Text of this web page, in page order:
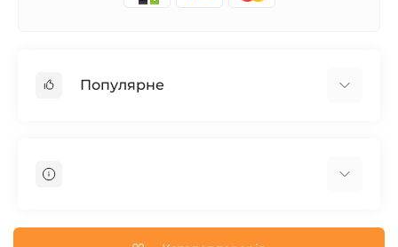
Популярне
Запчасти на мотоцикл Ява
Запчасти на мотоцикл Восход